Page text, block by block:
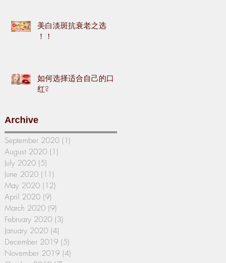
美白淡斑抗衰老之选
！！
如何选择适合自己的口
红?
Archive
September 2020 (1)
August 2020 (1)
July 2020 (5)
June 2020 (11)
May 2020 (12)
April 2020 (9)
March 2020 (9)
February 2020 (3)
January 2020 (4)
December 2019 (5)
November 2019 (4)